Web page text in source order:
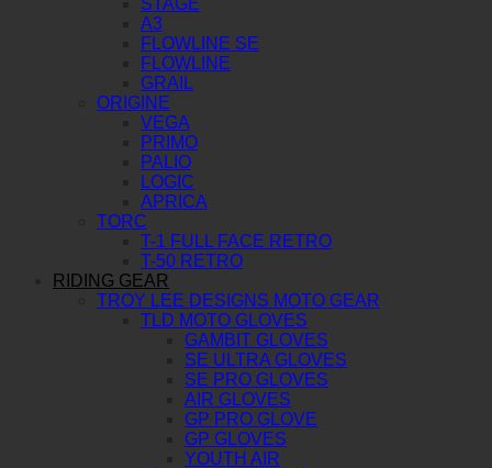
STAGE
A3
FLOWLINE SE
FLOWLINE
GRAIL
ORIGINE
VEGA
PRIMO
PALIO
LOGIC
APRICA
TORC
T-1 FULL FACE RETRO
T-50 RETRO
RIDING GEAR
TROY LEE DESIGNS MOTO GEAR
TLD MOTO GLOVES
GAMBIT GLOVES
SE ULTRA GLOVES
SE PRO GLOVES
AIR GLOVES
GP PRO GLOVE
GP GLOVES
YOUTH AIR